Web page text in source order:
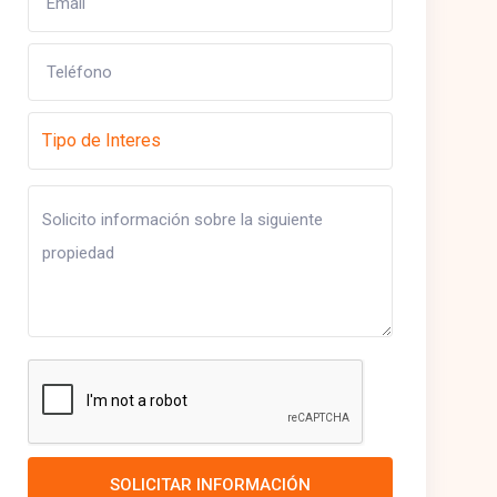
SOLICITAR INFORMACIÓN